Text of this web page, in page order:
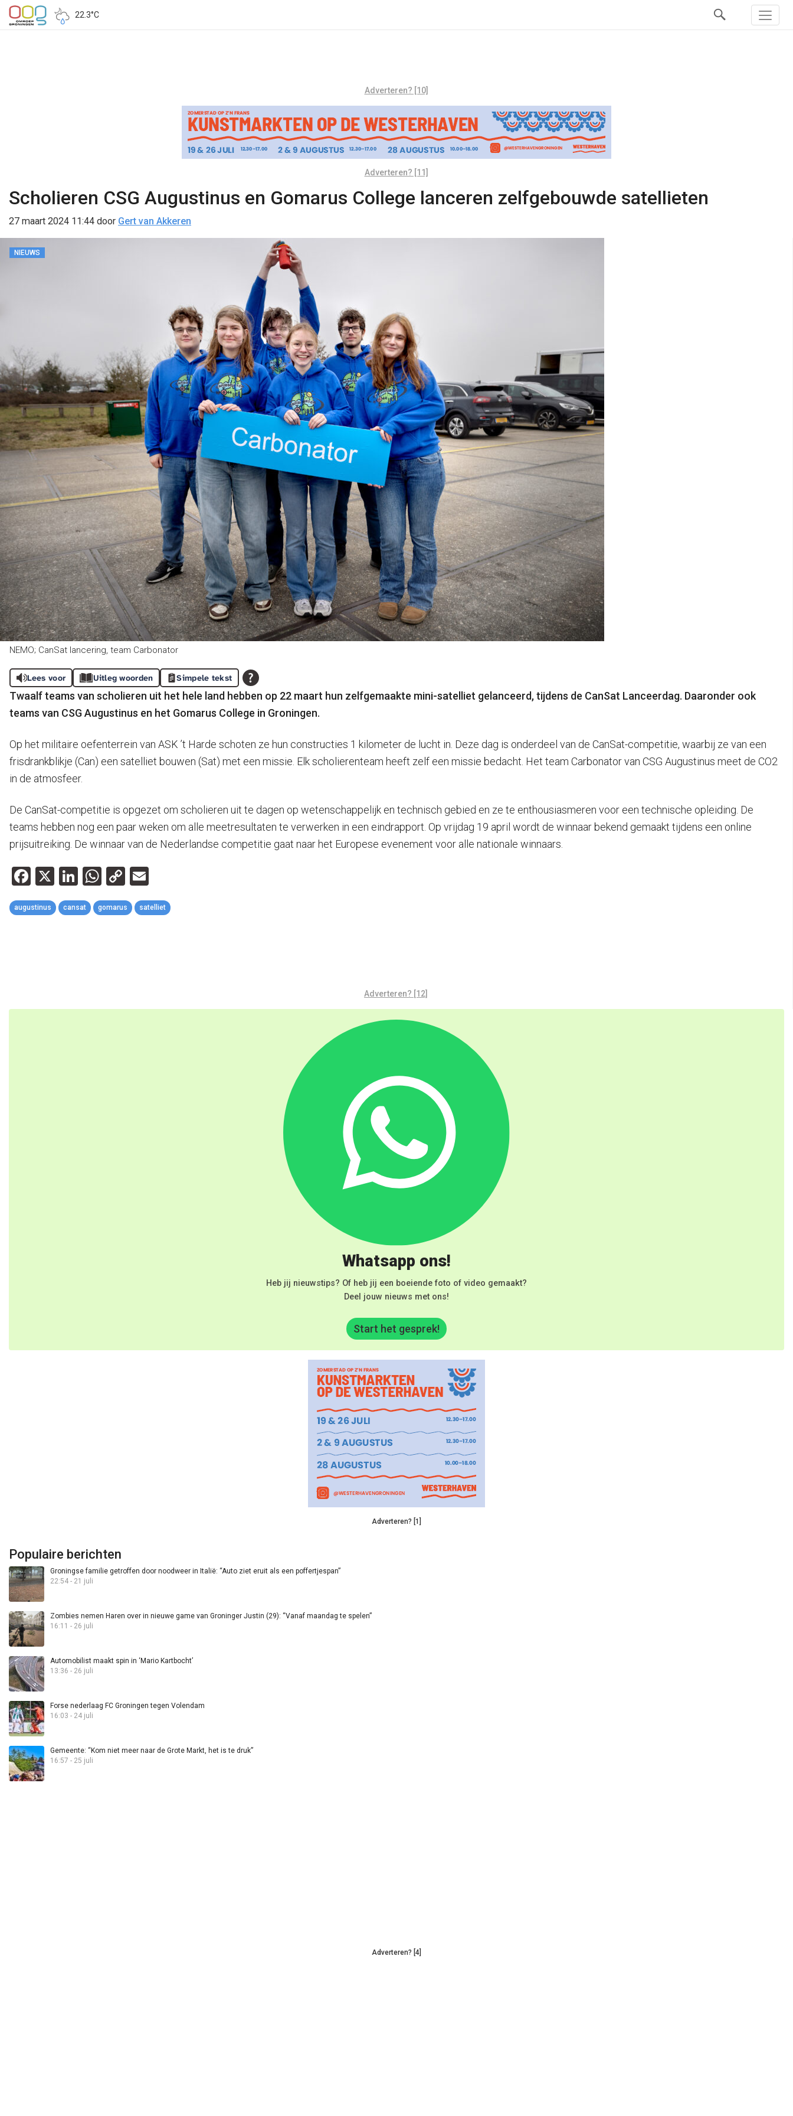
22.3°C
Adverteren? [10]
Adverteren? [11]
Scholieren CSG Augustinus en Gomarus College lanceren zelfgebouwde satellieten
27 maart 2024 11:44 door Gert van Akkeren
NIEUWS
NEMO; CanSat lancering, team Carbonator
Lees voor Uitleg woorden Simpele tekst
Twaalf teams van scholieren uit het hele land hebben op 22 maart hun zelfgemaakte mini-satelliet gelanceerd, tijdens de CanSat Lanceerdag. Daaronder ook
teams van CSG Augustinus en het Gomarus College in Groningen.
Op het militaire oefenterrein van ASK ’t Harde schoten ze hun constructies 1 kilometer de lucht in. Deze dag is onderdeel van de CanSat-competitie, waarbij ze van een
frisdrankblikje (Can) een satelliet bouwen (Sat) met een missie. Elk scholierenteam heeft zelf een missie bedacht. Het team Carbonator van CSG Augustinus meet de CO2
in de atmosfeer.
De CanSat-competitie is opgezet om scholieren uit te dagen op wetenschappelijk en technisch gebied en ze te enthousiasmeren voor een technische opleiding. De
teams hebben nog een paar weken om alle meetresultaten te verwerken in een eindrapport. Op vrijdag 19 april wordt de winnaar bekend gemaakt tijdens een online
prijsuitreiking. De winnaar van de Nederlandse competitie gaat naar het Europese evenement voor alle nationale winnaars.
Facebook
X LinkedIn
WhatsApp
Copy
Link
augustinus cansat gomarus satelliet
Adverteren? [12]
Whatsapp ons!
Heb jij nieuwstips? Of heb jij een boeiende foto of video gemaakt?
Deel jouw nieuws met ons!
Start het gesprek!
Adverteren? [1]
Populaire berichten
Groningse familie getroffen door noodweer in Italië: “Auto ziet eruit als een poffertjespan”
22:54 - 21 juli
Zombies nemen Haren over in nieuwe game van Groninger Justin (29): “Vanaf maandag te spelen”
16:11 - 26 juli
Automobilist maakt spin in ‘Mario Kartbocht’
13:36 - 26 juli
Forse nederlaag FC Groningen tegen Volendam
16:03 - 24 juli
Gemeente: “Kom niet meer naar de Grote Markt, het is te druk”
16:57 - 25 juli
Adverteren? [4]